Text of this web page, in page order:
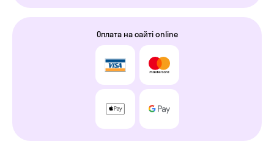
Оплата на сайті online